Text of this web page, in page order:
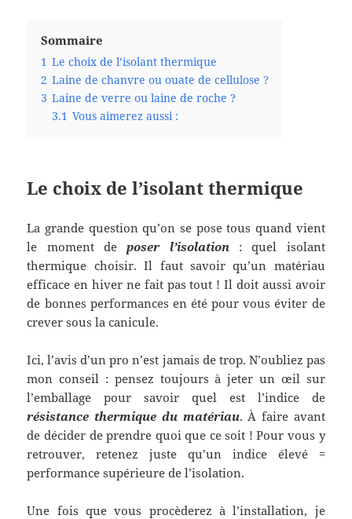
Sommaire
1 Le choix de l’isolant thermique
2 Laine de chanvre ou ouate de cellulose ?
3 Laine de verre ou laine de roche ?
3.1 Vous aimerez aussi :
Le choix de l’isolant thermique
La grande question qu’on se pose tous quand vient
le moment deposer l’isolation: quel isolant
thermique choisir. Il faut savoir qu’un matériau
efficace en hiver ne fait pas tout ! Il doit aussi avoir
de bonnes performances en été pour vous éviter de
crever sous la canicule.
Ici, l’avis d’un pro n’est jamais de trop. N’oubliez pas
mon conseil : pensez toujours à jeter un œil sur
l’emballage pour savoir quel est l’indice de
résistance thermique du matériau. À faire avant
de décider de prendre quoi que ce soit ! Pour vous y
retrouver, retenez juste qu’un indice élevé =
performance supérieure de l’isolation.
Une fois que vous procèderez à l’installation, je